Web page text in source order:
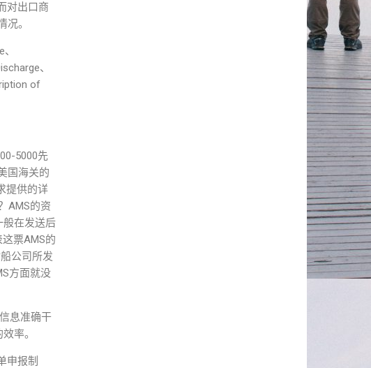
对出口商
。
、
of
5000先
国海关的
提供的详
AMS的资
般在发送后
票AMS的
公司所发
方面就没
息准确干
率。
申报制